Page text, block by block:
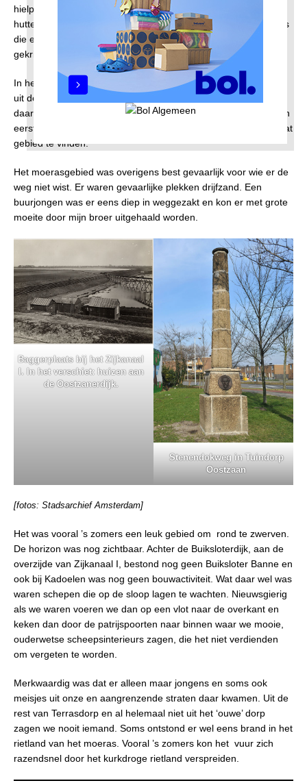
hielpen we de boer bij het hooien en hier en daar bouwden we
hutten. In de winter schaatsten we op de weinige kleine slootjes
die er waren en waar ik ’s zomers in het water keek naar het
gekrioel van allerlei kleine beestjes.
In het oosten lag het moerasgebied waar heel lang de modder
uit de Amsterdamse grachten was gedumpt inclusief alles wat
daar in de loop der tijd in was terecht gekomen. Hier had ik mijn
eerste archeologische ervaring want er was heel wat ouds in dat
gebied te vinden.
Het moerasgebied was overigens best gevaarlijk voor wie er de
weg niet wist. Er waren gevaarlijke plekken drijfzand. Een
buurjongen was er eens diep in weggezakt en kon er met grote
moeite door mijn broer uitgehaald worden.
Baggerplaats bij het Zijkanaal
I. In het verschiet: huizen aan
de Oostzanerdijk.
Stenendokweg in Tuindorp
Oostzaan
[fotos: Stadsarchief Amsterdam]
Het was vooral ’s zomers een leuk gebied om rond te zwerven.
De horizon was nog zichtbaar. Achter de Buiksloterdijk, aan de
overzijde van Zijkanaal I, bestond nog geen Buiksloter Banne en
ook bij Kadoelen was nog geen bouwactiviteit. Wat daar wel was
waren schepen die op de sloop lagen te wachten. Nieuwsgierig
als we waren voeren we dan op een vlot naar de overkant en
keken dan door de patrijspoorten naar binnen waar we mooie,
ouderwetse scheepsinterieurs zagen, die het niet verdienden
om vergeten te worden.
Merkwaardig was dat er alleen maar jongens en soms ook
meisjes uit onze en aangrenzende straten daar kwamen. Uit de
rest van Terrasdorp en al helemaal niet uit het ‘ouwe’ dorp
zagen we nooit iemand. Soms ontstond er wel eens brand in het
rietland van het moeras. Vooral ’s zomers kon het vuur zich
razendsnel door het kurkdroge rietland verspreiden.